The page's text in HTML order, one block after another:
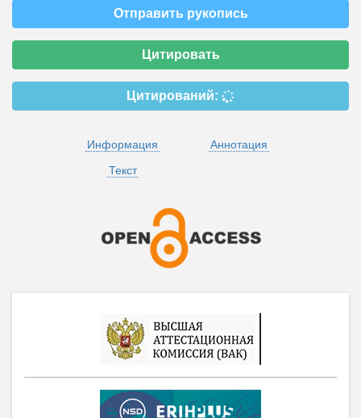
Отправить рукопись
Цитировать
Цитирований:
Информация
Аннотация
Текст